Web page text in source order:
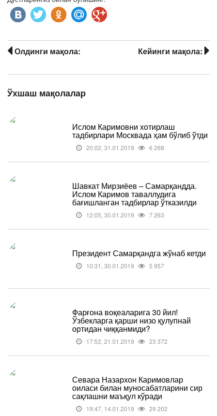
Кейинги мақола:
Олдинги мақола:
Ўхшаш мақолалар
Ислом Каримовни хотирлаш
тадбирлари Москвада ҳам бўлиб ўтди
20:02, 31.01.2019 6 268
Шавкат Мирзиёев – Самарқандда.
Ислом Каримов таваллудига
бағишланган тадбирлар ўтказилди
12:05, 30.01.2019 7 263
Президент Самарқандга жўнаб кетди
10:31, 30.01.2019 5 957
Фарғона воқеаларига 30 йил!
Ўзбекларга қарши низо қулупнай
ортидан чиққанмиди?
17:52, 21.01.2019 23 372
Севара Назархон Каримовлар
оиласи билан муносабатларини сир
сақлашни маъқул кўради
19:47, 14.01.2019 29 202